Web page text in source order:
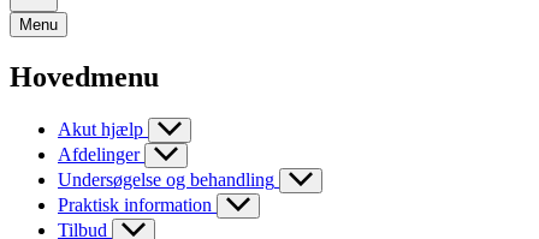
Menu
Hovedmenu
Akut hjælp
Afdelinger
Undersøgelse og behandling
Praktisk information
Tilbud